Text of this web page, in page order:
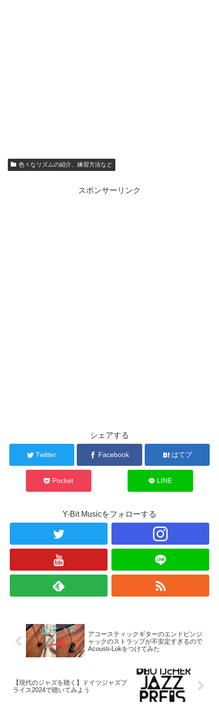
色々なリズムの紹介、練習方法など
スポンサーリンク
シェアする
Twitter Facebook はてブ
Pocket LINE
Y-Bit Musicをフォローする
アコースティックギターのエンドピンジ
ャックのストラップが不安定すぎるので
Acousti-Lokをつけてみた
【現代のジャズを聴く】ドイツジャズプ
ライス2024で聴いてみよう